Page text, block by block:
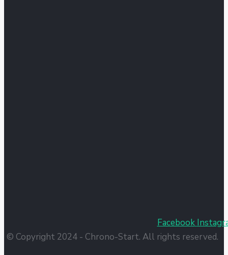
Facebook
© Copyright 2024 - Chrono-Start. All rights reserved.